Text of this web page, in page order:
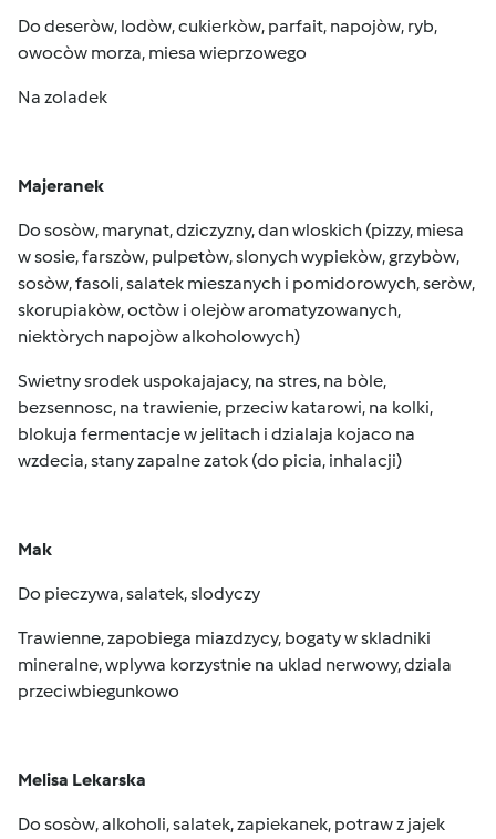
Do deseròw, lodòw, cukierkòw, parfait, napojòw, ryb,
owocòw morza, miesa wieprzowego
Na zoladek
Majeranek
Do sosòw, marynat, dziczyzny, dan wloskich (pizzy, miesa
w sosie, farszòw, pulpetòw, slonych wypiekòw, grzybòw,
sosòw, fasoli, salatek mieszanych i pomidorowych, seròw,
skorupiakòw, octòw i olejòw aromatyzowanych,
niektòrych napojòw alkoholowych)
Swietny srodek uspokajajacy, na stres, na bòle,
bezsennosc, na trawienie, przeciw katarowi, na kolki,
blokuja fermentacje w jelitach i dzialaja kojaco na
wzdecia, stany zapalne zatok (do picia, inhalacji)
Mak
Do pieczywa, salatek, slodyczy
Trawienne, zapobiega miazdzycy, bogaty w skladniki
mineralne, wplywa korzystnie na uklad nerwowy, dziala
przeciwbiegunkowo
Melisa Lekarska
Do sosòw, alkoholi, salatek, zapiekanek, potraw z jajek